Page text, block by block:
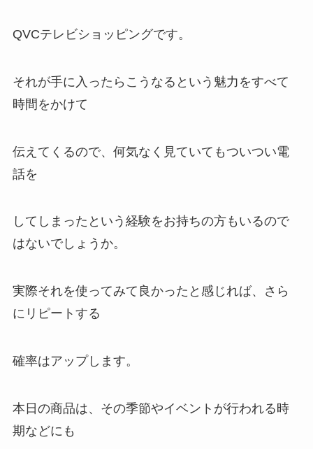
QVCテレビショッピングです。
それが手に入ったらこうなるという魅力をすべて
時間をかけて
伝えてくるので、何気なく見ていてもついつい電
話を
してしまったという経験をお持ちの方もいるので
はないでしょうか。
実際それを使ってみて良かったと感じれば、さら
にリピートする
確率はアップします。
本日の商品は、その季節やイベントが行われる時
期などにも